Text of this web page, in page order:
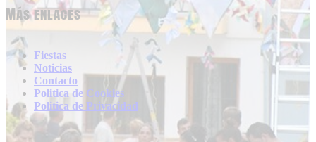
Más enlaces
Fiestas
Noticias
Contacto
Politica de Cookies
Politica de Privacidad